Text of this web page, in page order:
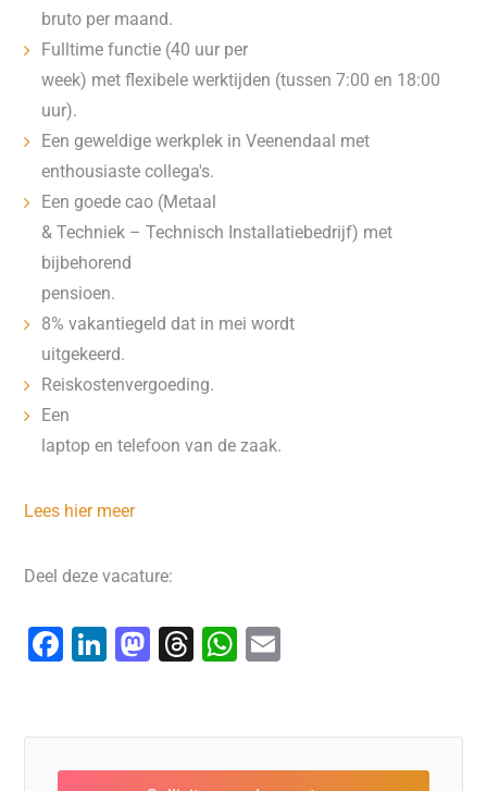
bruto per maand.
Fulltime functie (40 uur per
week) met flexibele werktijden (tussen 7:00 en 18:00
uur).
Een geweldige werkplek in Veenendaal met
enthousiaste collega's.
Een goede cao (Metaal
& Techniek – Technisch Installatiebedrijf) met
bijbehorend
pensioen.
8% vakantiegeld dat in mei wordt
uitgekeerd.
Reiskostenvergoeding.
Een
laptop en telefoon van de zaak.
Lees hier meer
Deel deze vacature:
F
e
Li
e
M
o
T
a
W
s
l